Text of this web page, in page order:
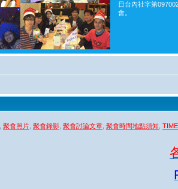
日台內社字第
會。
聚會照片 聚會錄影 聚會討論文章 聚會時間地點須知